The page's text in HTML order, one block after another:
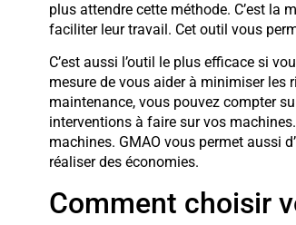
plus attendre cette méthode. C’est la
faciliter leur travail. Cet outil vous
C’est aussi l’outil le plus efficace si
mesure de vous aider à minimiser les
maintenance, vous pouvez compter
interventions à faire sur vos
machines. GMAO vous permet aussi
réaliser des économies.
Comment choisir